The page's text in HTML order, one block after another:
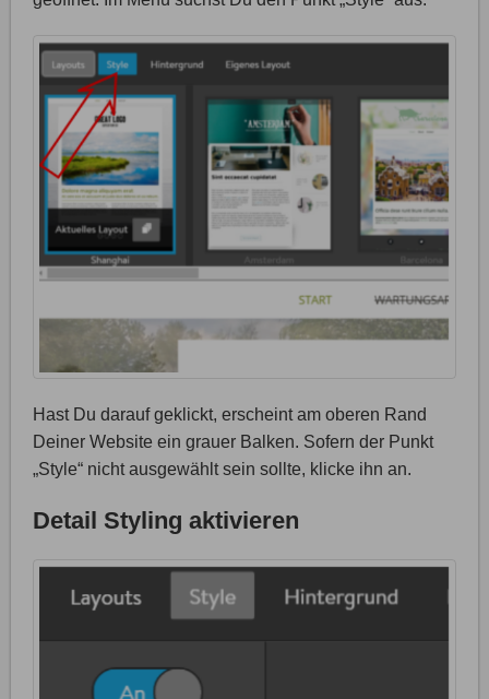
Hast Du darauf geklickt, erscheint am oberen Rand
Deiner Website ein grauer Balken. Sofern der Punkt
„Style“ nicht ausgewählt sein sollte, klicke ihn an.
Detail Styling aktivieren